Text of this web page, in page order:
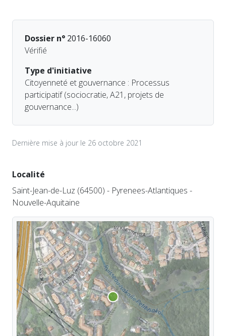
Dossier n° 2016-16060
Vérifié
Type d'initiative
Citoyenneté et gouvernance : Processus
participatif (sociocratie, A21, projets de
gouvernance...)
Dernière mise à jour le 26 octobre 2021
Localité
Saint-Jean-de-Luz (64500) - Pyrenees-Atlantiques -
Nouvelle-Aquitaine